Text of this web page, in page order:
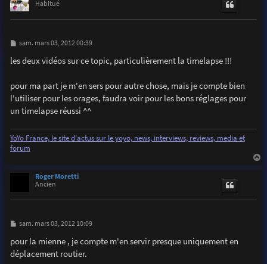
Habitué
M
s
s
e
sam. mars 03, 2012 00:39
les deux vidéos sur ce topic, particulièrement la timelapse !!!
pour ma part je m'en sers pour autre chose, mais je compte bien
l'utiliser pour les orages, faudra voir pour les bons réglages pour
un timelapse réussi ^^
YoYo France, le site d'actus sur le yoyo, news, interviews, reviews, media et
forum
Roger Moretti
Ancien
M
s
s
a
sam. mars 03, 2012 10:09
pour la mienne , je compte m'en servir presque uniquement en
déplacement routier.